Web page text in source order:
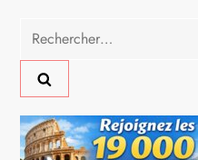
g
a
t
Rechercher :